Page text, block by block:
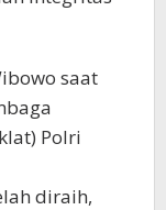
saat
Polri
diraih,